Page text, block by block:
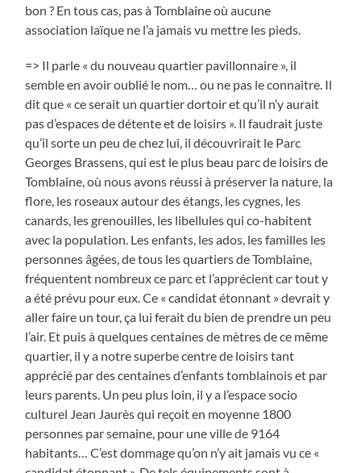
bon ? En tous cas, pas à Tomblaine où aucune
association laïque ne l’a jamais vu mettre les pieds.
=> Il parle « du nouveau quartier pavillonnaire », il
semble en avoir oublié le nom… ou ne pas le connaitre. Il
dit que « ce serait un quartier dortoir et qu’il n’y aurait
pas d’espaces de détente et de loisirs ». Il faudrait juste
qu’il sorte un peu de chez lui, il découvrirait le Parc
Georges Brassens, qui est le plus beau parc de loisirs de
Tomblaine, où nous avons réussi à préserver la nature, la
flore, les roseaux autour des étangs, les cygnes, les
canards, les grenouilles, les libellules qui co-habitent
avec la population. Les enfants, les ados, les familles les
personnes âgées, de tous les quartiers de Tomblaine,
fréquentent nombreux ce parc et l’apprécient car tout y
a été prévu pour eux. Ce « candidat étonnant » devrait y
aller faire un tour, ça lui ferait du bien de prendre un peu
l’air. Et puis à quelques centaines de mètres de ce même
quartier, il y a notre superbe centre de loisirs tant
apprécié par des centaines d’enfants tomblainois et par
leurs parents. Un peu plus loin, il y a l’espace socio
culturel Jean Jaurès qui reçoit en moyenne 1800
personnes par semaine, pour une ville de 9164
habitants… C’est dommage qu’on n’y ait jamais vu ce «